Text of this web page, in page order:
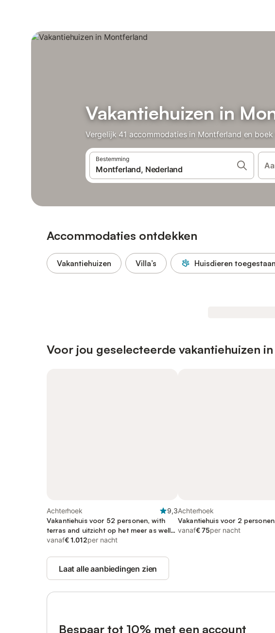
Vakantiehuizen in
Vergelijk 41 accommodaties in Montferland en
Bestemming
Accommodaties ontdekken
Vakantiehuizen Villa’s Huisdieren toegestaan
Voor jou geselecteerde vakantiehuizen
Achterhoek
9,3
Vakantiehuis voor 52 personen, with
terras and uitzicht op het meer as well
as balkon/terras
vanaf€ 1.012per nacht
Achterhoek
Vakantiehuis voor 2
vanaf€ 75per nacht
Laat alle aanbiedingen zien
Bespaar tot 10% met een account